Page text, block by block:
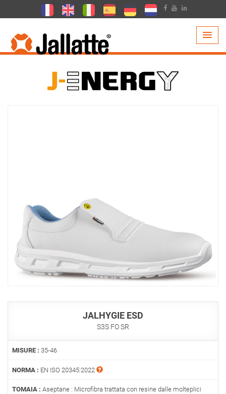
PRODOTTI > COLLEZIONI >
JALHYGIE ESD
S3S FO SR
MISURE : 35-46
NORMA : EN ISO 20345:2022
TOMAIA : Aseptane : Microfibra trattata con resine dalle molteplici